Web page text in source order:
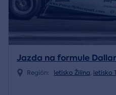
Jazda na formule
Región: letisko Žilina, letisko